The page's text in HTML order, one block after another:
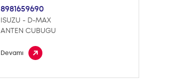
8981659690
ISUZU - D-MAX
ANTEN CUBUGU
Devamı